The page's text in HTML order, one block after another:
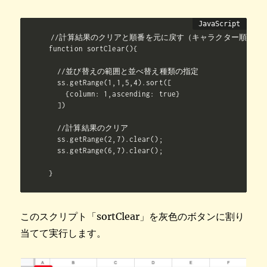
//計算結果のクリアと順番を元に戻す（キャラクター順）
function sortClear(){
  //並び替えの範囲と並べ替え種類の指定
  ss.getRange(1,1,5,4).sort([
    {column: 1,ascending: true}
  ])
  //計算結果のクリア
  ss.getRange(2,7).clear();
  ss.getRange(6,7).clear();
}
このスクリプト「sortClear」を灰色のボタンに割り
当てて実行します。